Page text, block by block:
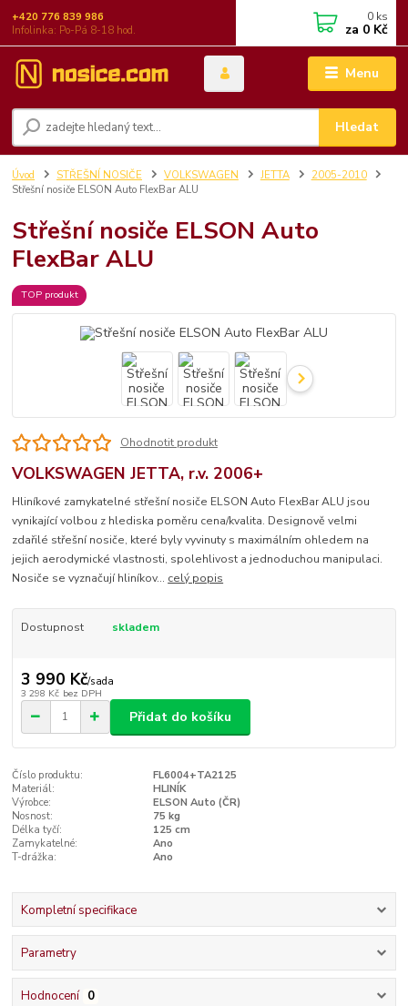
Menu
Hledat
+420 776 839 986
Infolinka: Po-Pá 8-18 hod.
0 ks
za 0 Kč
Úvod STŘEŠNÍ NOSIČE VOLKSWAGEN JETTA
2005-2010
Střešní nosiče ELSON Auto FlexBar ALU
Střešní nosiče ELSON Auto
FlexBar ALU
TOP produkt
Ohodnotit produkt
VOLKSWAGEN JETTA, r.v. 2006+
Hliníkové zamykatelné střešní nosiče ELSON Auto FlexBar ALU jsou
vynikající volbou z hlediska poměru cena/kvalita. Designově velmi
zdařilé střešní nosiče, které byly vyvinuty s maximálním ohledem na
jejich aerodymické vlastnosti, spolehlivost a jednoduchou manipulaci.
Nosiče se vyznačují hliníkov... celý popis
Dostupnost skladem
3 990 Kč/sada
3 298 Kč bez DPH
Přidat do košíku
Číslo produktu:
FL6004+TA2125
Materiál:
HLINÍK
Výrobce:
ELSON Auto (ČR)
Nosnost:
75 kg
Délka tyčí:
125 cm
Zamykatelné:
Ano
T-drážka:
Ano
Kompletní specifikace
Parametry
Hodnocení 0